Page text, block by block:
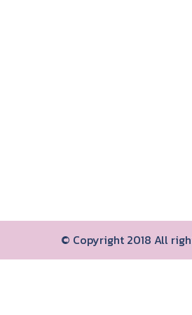
© Copyright 2018 All